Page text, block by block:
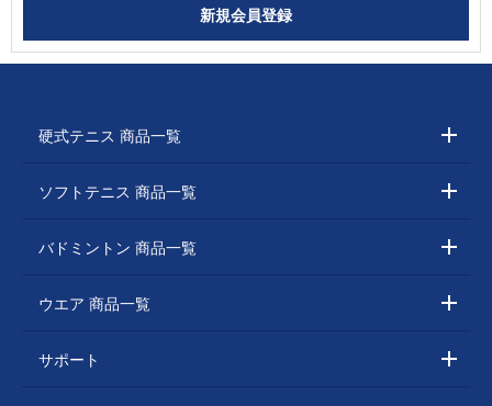
硬式テニス 商品一覧
ソフトテニス 商品一覧
バドミントン 商品一覧
ウエア 商品一覧
サポート